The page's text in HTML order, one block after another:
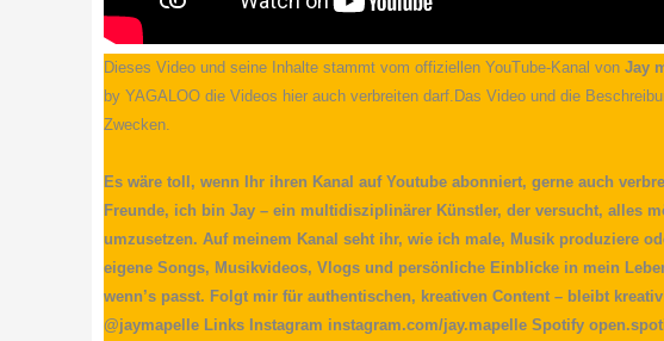
Dieses Video und seine Inhalte stammt vom offiziellen YouTube-Kanal von Jay
by YAGALOO die Videos hier auch verbreiten darf.Das Video und die
Zwecken.
Es wäre toll, wenn Ihr ihren Kanal auf Youtube abonniert, gerne auch
Freunde, ich bin Jay – ein multidisziplinärer Künstler, der versucht, alles
umzusetzen. Auf meinem Kanal seht ihr, wie ich male, Musik produziere
eigene Songs, Musikvideos, Vlogs und persönliche Einblicke in mein
wenn’s passt. Folgt mir für authentischen, kreativen Content – bleibt
@jaymapelle Links Instagram instagram.com/jay.mapelle Spotify